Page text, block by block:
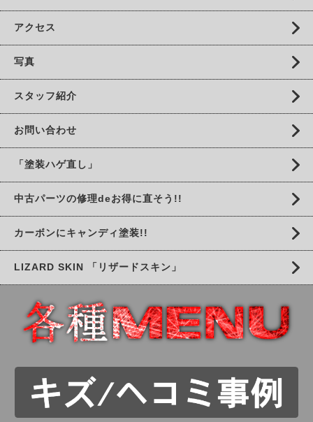
アクセス
写真
スタッフ紹介
お問い合わせ
「塗装ハゲ直し」
中古パーツの修理deお得に直そう!!
カーボンにキャンディ塗装!!
LIZARD SKIN 「リザードスキン」